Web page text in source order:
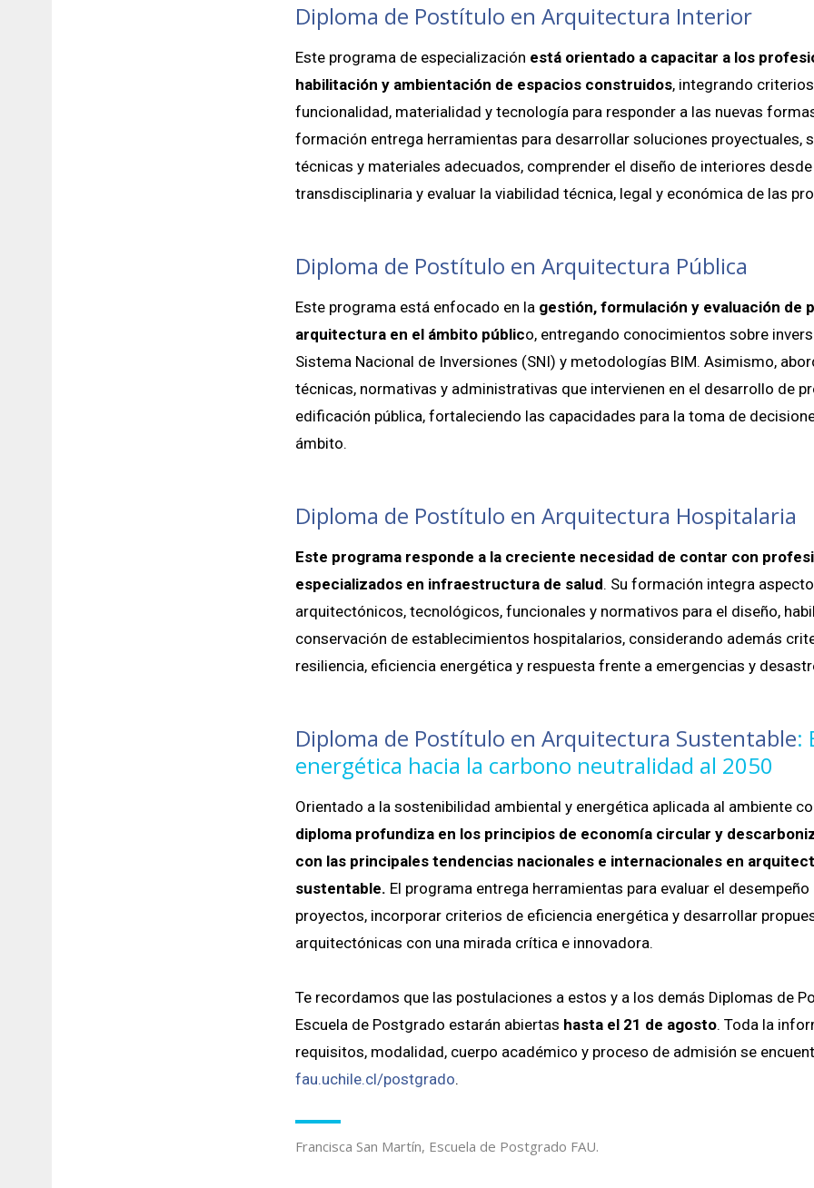
Diploma de Postítulo en Arquitectura Interior
Este programa de especialización está orientado a capacitar a los
habilitación y ambientación de espacios construidos, integrando
funcionalidad, materialidad y tecnología para responder a las nuevas
formación entrega herramientas para desarrollar soluciones proyectuales,
técnicas y materiales adecuados, comprender el diseño de interiores
transdisciplinaria y evaluar la viabilidad técnica, legal y económica de las
Diploma de Postítulo en Arquitectura Pública
Este programa está enfocado en la gestión, formulación y evaluación de
arquitectura en el ámbito público, entregando conocimientos sobre
Sistema Nacional de Inversiones (SNI) y metodologías BIM. Asimismo,
técnicas, normativas y administrativas que intervienen en el desarrollo de
edificación pública, fortaleciendo las capacidades para la toma de
ámbito.
Diploma de Postítulo en Arquitectura Hospitalaria
Este programa responde a la creciente necesidad de contar con
especializados en infraestructura de salud. Su formación integra
arquitectónicos, tecnológicos, funcionales y normativos para el diseño,
conservación de establecimientos hospitalarios, considerando además
resiliencia, eficiencia energética y respuesta frente a emergencias y
Diploma de Postítulo en Arquitectura Sustentable:
energética hacia la carbono neutralidad al 2050
Orientado a la sostenibilidad ambiental y energética aplicada al ambiente
diploma profundiza en los principios de economía circular y
con las principales tendencias nacionales e internacionales en
sustentable. El programa entrega herramientas para evaluar el
proyectos, incorporar criterios de eficiencia energética y desarrollar
arquitectónicas con una mirada crítica e innovadora.
Te recordamos que las postulaciones a estos y a los demás Diplomas de
Escuela de Postgrado estarán abiertas hasta el 21 de agosto. Toda la
requisitos, modalidad, cuerpo académico y proceso de admisión se
fau.uchile.cl/postgrado.
Francisca San Martín, Escuela de Postgrado FAU.